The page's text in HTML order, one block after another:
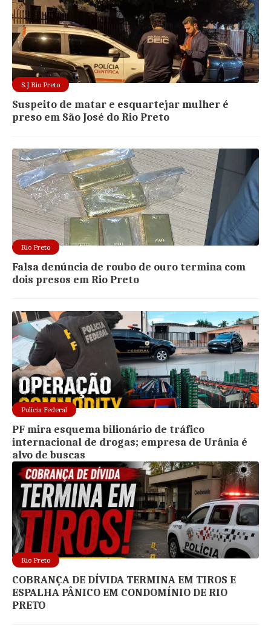
S.J.Rio Preto
Suspeito de matar e esquartejar mulher é
preso em São José do Rio Preto
Rio Preto
Falsa denúncia de roubo de ouro termina com
dois presos em Rio Preto
Polícia Federal
PF mira esquema bilionário de tráfico
internacional de drogas; empresa de Urânia é
alvo de buscas
Rio Preto
COBRANÇA DE DÍVIDA TERMINA EM TIROS E
ESPALHA PÂNICO EM CONDOMÍNIO DE RIO
PRETO